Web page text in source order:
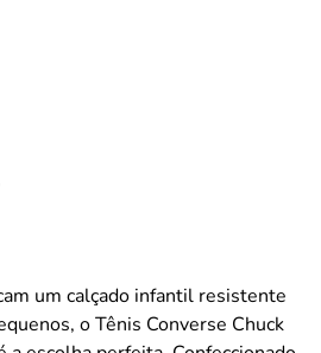
um calçado infantil resistente
o Tênis Converse Chuck